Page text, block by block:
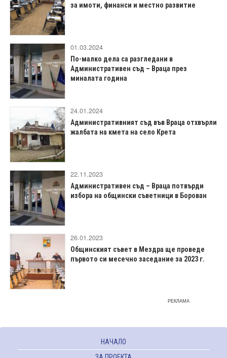
за имоти, финанси и местно развитие
01.03.2024
По-малко дела са разгледани в
Административен съд – Враца през
миналата година
24.01.2024
Административният съд във Враца отхвърли
жалбата на кмета на село Крета
22.11.2023
Административен съд – Враца потвърди
избора на общински съветници в Борован
26.01.2023
Общинският съвет в Мездра ще проведе
първото си месечно заседание за 2023 г.
РЕКЛАМА
НАЧАЛО